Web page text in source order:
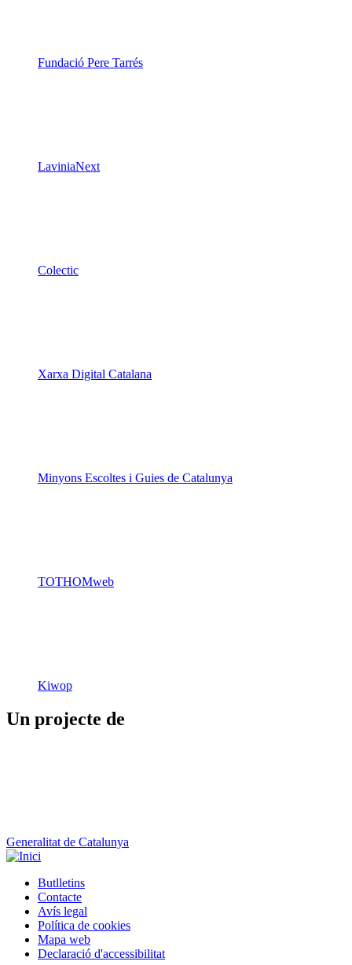
Fundació Pere Tarrés
LaviniaNext
Colectic
Xarxa Digital Catalana
Minyons Escoltes i Guies de Catalunya
TOTHOMweb
Kiwop
Un projecte de
Generalitat de Catalunya
Peu
Butlletins
Contacte
Avís legal
Política de cookies
Mapa web
Declaració d'accessibilitat